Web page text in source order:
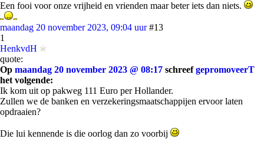
Een fooi voor onze vrijheid en vrienden maar beter iets dan niets.
maandag 20 november 2023, 09:04 uur #13
1
HenkvdH
quote:
Op maandag 20 november 2023 @ 08:17 schreefgepromoveerT
het volgende:
Ik kom uit op pakweg 111 Euro per Hollander.
Zullen we de banken en verzekeringsmaatschappijen ervoor laten
opdraaien?
Die lui kennende is die oorlog dan zo voorbij